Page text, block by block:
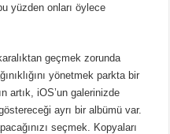
yüzden onları öylece
geçmek zorunda
yönetmek parkta bir
artık, iOS’un galerinizde
ayrı bir albümü var.
seçmek. Kopyaları